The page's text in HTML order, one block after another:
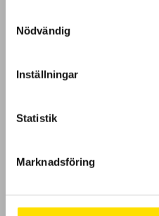
Nödvändig
Inställningar
Statistik
Marknadsföring